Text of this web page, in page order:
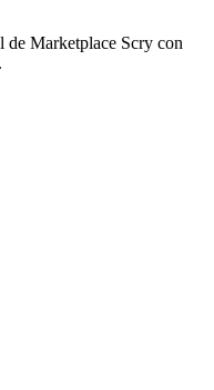
de Marketplace Scry con